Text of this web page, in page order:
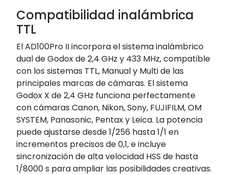
Compatibilidad inalámbrica
TTL
El AD100Pro II incorpora el sistema inalámbrico
dual de Godox de 2,4 GHz y 433 MHz, compatible
con los sistemas TTL, Manual y Multi de las
principales marcas de cámaras. El sistema
Godox X de 2,4 GHz funciona perfectamente
con cámaras Canon, Nikon, Sony, FUJIFILM, OM
SYSTEM, Panasonic, Pentax y Leica. La potencia
puede ajustarse desde 1/256 hasta 1/1 en
incrementos precisos de 0,1, e incluye
sincronización de alta velocidad HSS de hasta
1/8000 s para ampliar las posibilidades creativas.